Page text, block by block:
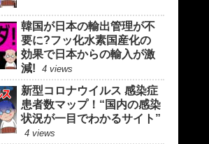
韓国が日本の輸出管理が不
要に?フッ化水素国産化の
効果で日本からの輸入が激
減!
4 views
新型コロナウイルス 感染症
患者数マップ！“国内の感染
状況が一目でわかるサイト”
4 views